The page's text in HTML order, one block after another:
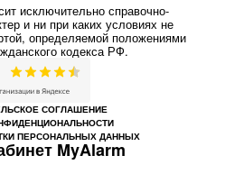
исключительно справочно-
и ни при каких условиях не
определяемой положениями
кодекса РФ.
СОГЛАШЕНИЕ
ПЕРСОНАЛЬНЫХ ДАННЫХ
MyAlarm